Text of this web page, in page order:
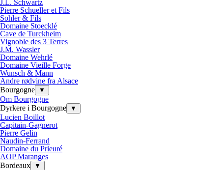
J.L. Schwartz
Pierre Schueller et Fils
Sohler & Fils
Domaine Stoecklé
Cave de Turckheim
Vignoble des 3 Terres
J.M. Wassler
Domaine Wehrlé
Domaine Vieille Forge
Wunsch & Mann
Andre rødvine fra Alsace
Bourgogne
▼
Om Bourgogne
Dyrkere i Bourgogne
▼
Lucien Boillot
Capitain-Gagnerot
Pierre Gelin
Naudin-Ferrand
Domaine du Prieuré
AOP Maranges
Bordeaux
▼